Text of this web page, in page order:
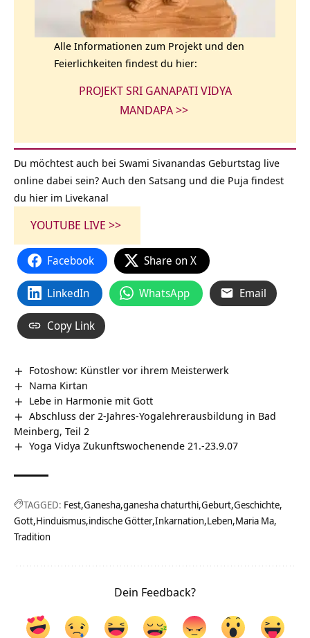
Alle Informationen zum Projekt und den
Feierlichkeiten findest du hier:
PROJEKT SRI GANAPATI VIDYA
MANDAPA >>
Du möchtest auch bei Swami Sivanandas Geburtstag live
online dabei sein? Auch den Satsang und die Puja findest
du hier im Livekanal
YOUTUBE LIVE >>
Facebook Share on X
LinkedIn WhatsApp Email
Copy Link
Fotoshow: Künstler vor ihrem Meisterwerk
Nama Kirtan
Lebe in Harmonie mit Gott
Abschluss der 2-Jahres-Yogalehrerausbildung in Bad
Meinberg, Teil 2
Yoga Vidya Zukunftswochenende 21.-23.9.07
TAGGED: Fest Ganesha ganesha chaturthi Geburt Geschichte
Gott Hinduismus indische Götter Inkarnation Leben Maria Ma
Tradition
Dein Feedback?